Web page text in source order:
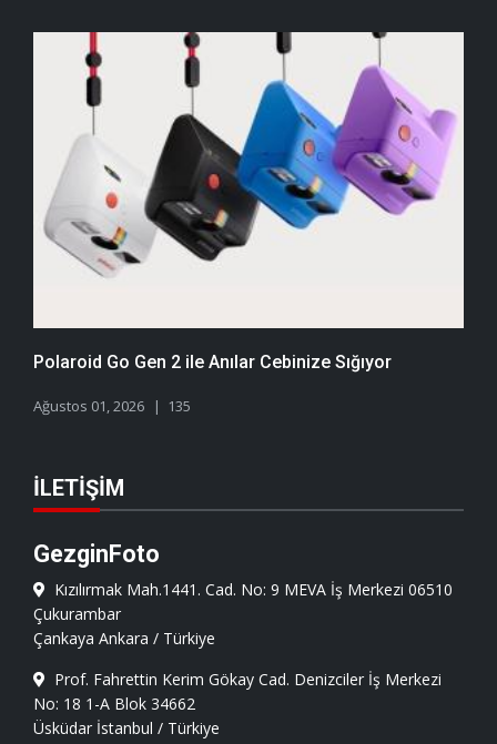
Polaroid Go Gen 2 ile Anılar Cebinize Sığıyor
Ağustos 01, 2026 135
İLETIŞIM
GezginFoto
Kızılırmak Mah.1441. Cad. No: 9 MEVA İş Merkezi 06510
Çukurambar
Çankaya Ankara / Türkiye
Prof. Fahrettin Kerim Gökay Cad. Denizciler İş Merkezi
No: 18 1-A Blok 34662
Üsküdar İstanbul / Türkiye